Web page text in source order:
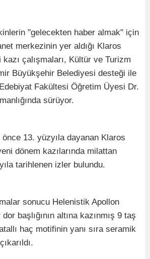
"gelecekten haber almak" için
merkezinin yer aldığı Klaros
kazı çalışmaları, Kültür ve Turizm
Büyükşehir Belediyesi desteği ile
Fakültesi Öğretim Üyesi Dr.
sürüyor.
13. yüzyıla dayanan Klaros
dönem kazılarında milattan
tarihlenen izler bulundu.
sonucu Helenistik Apollon
başlığının altına kazınmış 9 taş
haç motifinin yanı sıra seramik